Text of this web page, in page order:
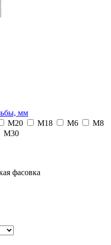
мм
М20 М18 М6
М8
М30
фасовка